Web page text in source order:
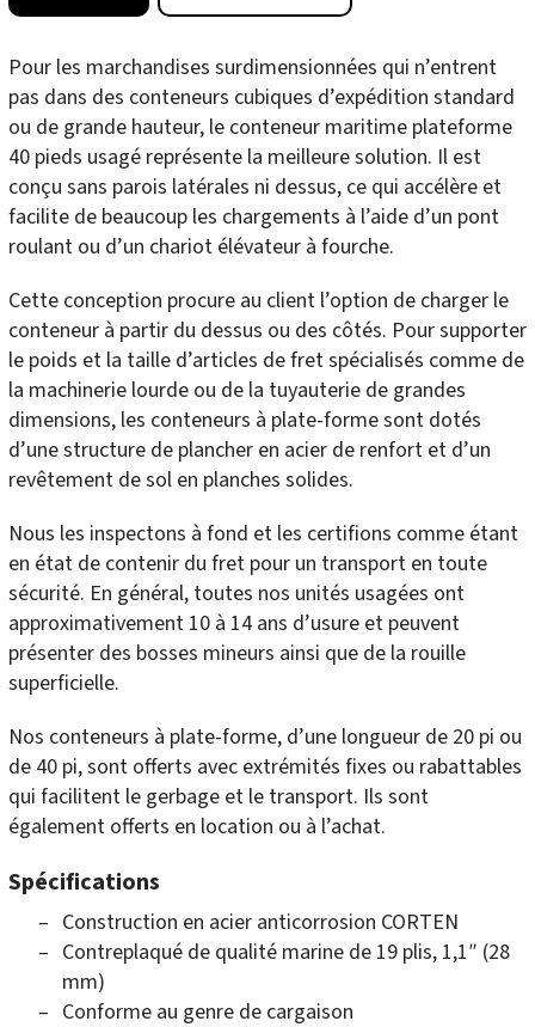
Pour les marchandises surdimensionnées qui n’entrent
pas dans des conteneurs cubiques d’expédition standard
ou de grande hauteur, le conteneur maritime plateforme
40 pieds usagé représente la meilleure solution. Il est
conçu sans parois latérales ni dessus, ce qui accélère et
facilite de beaucoup les chargements à l’aide d’un pont
roulant ou d’un chariot élévateur à fourche.
Cette conception procure au client l’option de charger le
conteneur à partir du dessus ou des côtés. Pour supporter
le poids et la taille d’articles de fret spécialisés comme de
la machinerie lourde ou de la tuyauterie de grandes
dimensions, les conteneurs à plate-forme sont dotés
d’une structure de plancher en acier de renfort et d’un
revêtement de sol en planches solides.
Nous les inspectons à fond et les certifions comme étant
en état de contenir du fret pour un transport en toute
sécurité. En général, toutes nos unités usagées ont
approximativement 10 à 14 ans d’usure et peuvent
présenter des bosses mineurs ainsi que de la rouille
superficielle.
Nos conteneurs à plate-forme, d’une longueur de 20 pi ou
de 40 pi, sont offerts avec extrémités fixes ou rabattables
qui facilitent le gerbage et le transport. Ils sont
également offerts en location ou à l’achat.
Spécifications
Construction en acier anticorrosion CORTEN
Contreplaqué de qualité marine de 19 plis, 1,1″ (28
mm)
Conforme au genre de cargaison